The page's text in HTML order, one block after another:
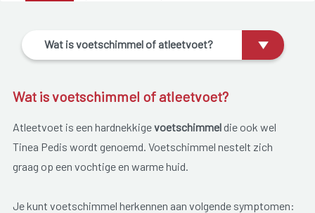
Wat is voetschimmel of atleetvoet?
Wat is voetschimmel of atleetvoet?
Atleetvoet is een hardnekkigevoetschimmeldie ook wel
Tinea Pedis wordt genoemd. Voetschimmel nestelt zich
graag op een vochtige en warme huid.
Je kunt voetschimmel herkennen aan volgende symptomen: